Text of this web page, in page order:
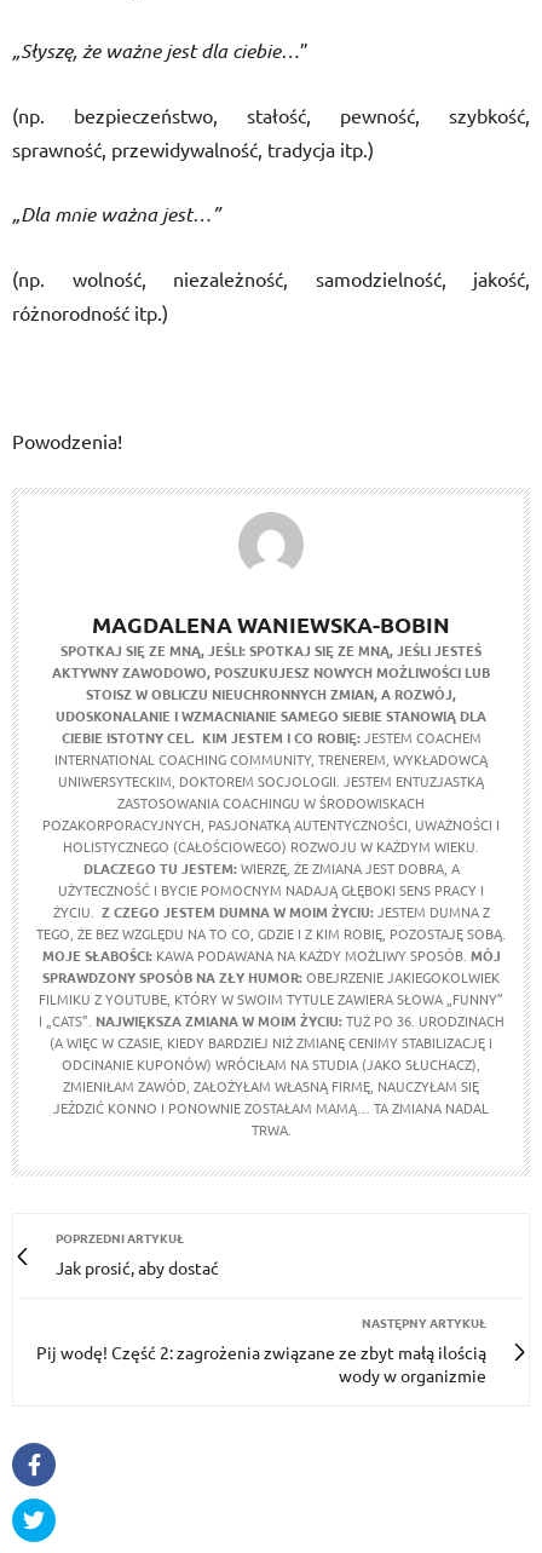
„Słyszę, że ważne jest dla ciebie…”
(np. bezpieczeństwo, stałość, pewność, szybkość,
sprawność, przewidywalność, tradycja itp.)
„Dla mnie ważna jest…”
(np. wolność, niezależność, samodzielność, jakość,
różnorodność itp.)
Powodzenia!
MAGDALENA WANIEWSKA-BOBIN
SPOTKAJ SIĘ ZE MNĄ, JEŚLI:SPOTKAJ SIĘ ZE MNĄ, JEŚLI JESTEŚ
AKTYWNY ZAWODOWO, POSZUKUJESZ NOWYCH MOŻLIWOŚCI LUB
STOISZ W OBLICZU NIEUCHRONNYCH ZMIAN, A ROZWÓJ,
UDOSKONALANIE I WZMACNIANIE SAMEGO SIEBIE STANOWIĄ DLA
CIEBIE ISTOTNY CEL. KIM JESTEM I CO ROBIĘ:JESTEM COACHEM
INTERNATIONAL COACHING COMMUNITY, TRENEREM, WYKŁADOWCĄ
UNIWERSYTECKIM, DOKTOREM SOCJOLOGII. JESTEM ENTUZJASTKĄ
ZASTOSOWANIA COACHINGU W ŚRODOWISKACH
POZAKORPORACYJNYCH, PASJONATKĄ AUTENTYCZNOŚCI, UWAŻNOŚCI I
HOLISTYCZNEGO (CAŁOŚCIOWEGO) ROZWOJU W KAŻDYM WIEKU.
DLACZEGO TU JESTEM:WIERZĘ, ŻE ZMIANA JEST DOBRA, A
UŻYTECZNOŚĆ I BYCIE POMOCNYM NADAJĄ GŁĘBOKI SENS PRACY I
ŻYCIU. Z CZEGO JESTEM DUMNA W MOIM ŻYCIU: JESTEM DUMNA Z
TEGO, ŻE BEZ WZGLĘDU NA TO CO, GDZIE I Z KIM ROBIĘ, POZOSTAJĘ SOBĄ.
MOJE SŁABOŚCI: KAWA PODAWANA NA KAŻDY MOŻLIWY SPOSÓB. MÓJ
SPRAWDZONY SPOSÓB NA ZŁY HUMOR:OBEJRZENIE JAKIEGOKOLWIEK
FILMIKU Z YOUTUBE, KTÓRY W SWOIM TYTULE ZAWIERA SŁOWA „FUNNY”
I „CATS”. NAJWIĘKSZA ZMIANA W MOIM ŻYCIU:TUŻ PO 36. URODZINACH
(A WIĘC W CZASIE, KIEDY BARDZIEJ NIŻ ZMIANĘ CENIMY STABILIZACJĘ I
ODCINANIE KUPONÓW) WRÓCIŁAM NA STUDIA (JAKO SŁUCHACZ),
ZMIENIŁAM ZAWÓD, ZAŁOŻYŁAM WŁASNĄ FIRMĘ, NAUCZYŁAM SIĘ
JEŹDZIĆ KONNO I PONOWNIE ZOSTAŁAM MAMĄ… TA ZMIANA NADAL
TRWA.
POPRZEDNI ARTYKUŁ
Jak prosić, aby dostać
NASTĘPNY ARTYKUŁ
Pij wodę! Część 2: zagrożenia związane ze zbyt małą ilością
wody w organizmie